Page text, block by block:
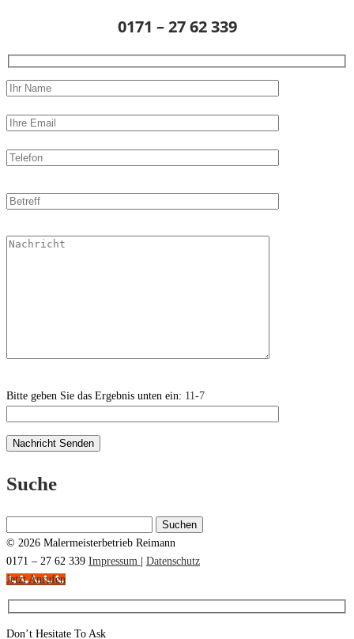
0171 – 27 62 339
Bitte geben Sie das Ergebnis unten ein: 11-7
Suche
nach:
© 2026 Malermeisterbetrieb Reimann
0171 – 27 62 339 Impressum
Datenschutz
Jetzt Anrufen
Don’t Hesitate To Ask